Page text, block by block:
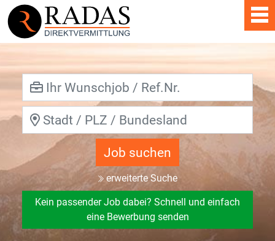
Job suchen
erweiterte Suche
Kein passender Job dabei? Schnell und einfach
eine Bewerbung senden